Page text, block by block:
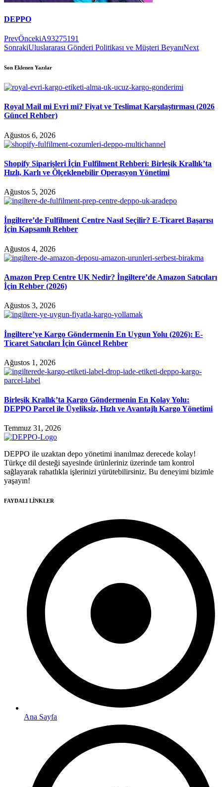
DEPPO
PrevÖncekiA93275191
SonrakiUluslararası Gönderi Politikası ve Müşteri BeyanıNext
Son Eklenen Yazılar
Royal Mail mi Evri mi? Fiyat ve Teslimat Karşılaştırması (2026
Güncel Rehber)
Ağustos 6, 2026
Shopify Siparişleri İçin Fulfilment Rehberi: Birleşik Krallık’ta
Hızlı, Karlı ve Ölçeklenebilir Operasyon Yönetimi
Ağustos 5, 2026
İngiltere’de Fulfilment Centre Nasıl Seçilir? E-Ticaret Başarısı
İçin Kapsamlı Rehber
Ağustos 4, 2026
Amazon Prep Centre UK Nedir? İngiltere’de Amazon Satıcıları
İçin Rehber (2026)
Ağustos 3, 2026
İngiltere’ye Kargo Göndermenin En Uygun Yolu (2026): E-
Ticaret Satıcıları İçin Güncel Rehber
Ağustos 1, 2026
Birleşik Krallık’ta Kargo Göndermenin En Kolay Yolu:
DEPPO Parcel ile Üyeliksiz, Hızlı ve Avantajlı Kargo Yönetimi
Temmuz 31, 2026
DEPPO ile uzaktan depo yönetimi inanılmaz derecede kolay!
Türkçe dil desteği sayesinde ürünleriniz üzerinde tam kontrol
sağlayarak rahatlıkla işlerinizi yürütebilirsiniz. Bu deneyimi bizimle
yaşayın!
FAYDALI LİNKLER
Ana Sayfa